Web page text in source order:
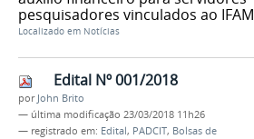
pesquisadores vinculados ao IFAM
Localizado em Notícias
Edital Nº 001/2018
por John Brito
— última modificação 23/03/2018 11h26
— registrado em: Edital, PADCIT, Bolsas de